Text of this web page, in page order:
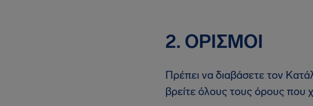
2. ΟΡΙΣΜΟΙ
Πρέπει να διαβάσετε τον
βρείτε όλους τους όρους που